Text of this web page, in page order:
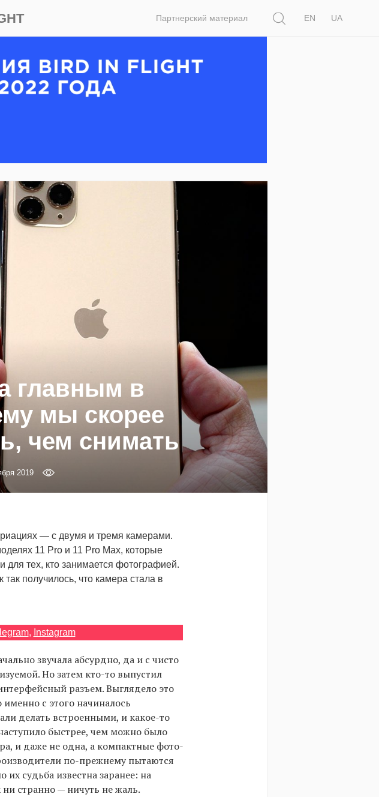
Партнерский материал
EN
UA
главным в
мы скорее
чем снимать
2019
— с двумя и тремя камерами.
11 Pro и 11 Pro Max, которые
тех, кто занимается фотографией.
получилось, что камера стала в
, Instagram
звучала абсурдно, да и с чисто
Но затем кто-то выпустил
разъем. Выглядело это
с этого начиналось
делать встроенными, и какое-то
быстрее, чем можно было
и даже не одна, а компактные фото-
по-прежнему пытаются
судьба известна заранее: на
ни странно — ничуть не жаль.